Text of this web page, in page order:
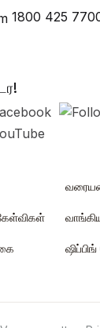
1800 425